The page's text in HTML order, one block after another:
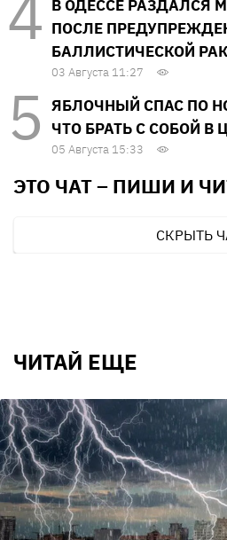
В ОДЕССЕ РАЗДАЛСЯ
ПОСЛЕ
БАЛЛИСТИЧЕСКОЙ
03 Августа 11:27
ЯБЛОЧНЫЙ СПАС ПО
ЧТО БРАТЬ С СОБОЙ В
05 Августа 15:33
ЭТО ЧАТ – ПИШИ И
СКРЫТЬ
ЧИТАЙ ЕЩЕ